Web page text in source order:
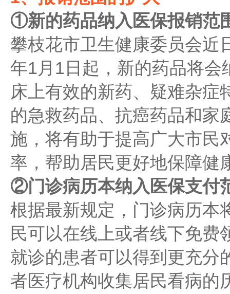
①新的药品纳入医保报销范
攀枝花市卫生健康委员会近
年1月1日起，新的药品将
床上有效的新药、疑难杂症
的急救药品、抗癌药品和家
施，将有助于提高广大市民
率，帮助居民更好地保障健
②门诊病历本纳入医保支付
根据最新规定，门诊病历本
民可以在线上或者线下免费
就诊的患者可以得到更充分
者医疗机构收集居民看病的